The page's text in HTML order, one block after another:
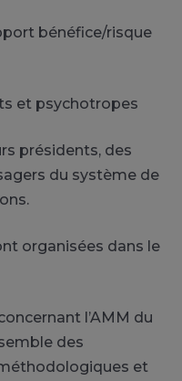
bénéfice/risque
et psychotropes
présidents, des
du système de
organisées dans le
l’AMM du
des
et